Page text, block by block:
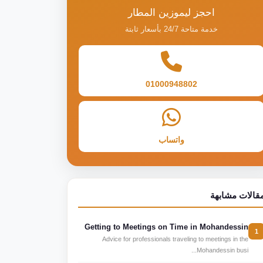
احجز ليموزين المطار
خدمة متاحة 24/7 بأسعار ثابتة
01000948802
واتساب
مشابهة
1
Getting to Meetings on Time in Mohandessin
Advice for professionals traveling to meetings in the
Mohandessin busi...